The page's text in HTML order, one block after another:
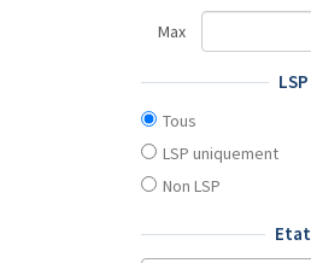
Max
LSP
Tous
LSP uniquement
Non LSP
Etat